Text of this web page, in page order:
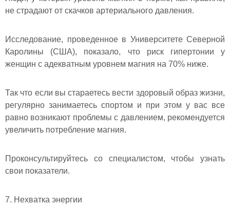
не страдают от скачков артериального давления.
Исследование, проведенное в Университете Северной
Каролины (США), показало, что риск гипертонии у
женщин с адекватным уровнем магния на 70% ниже.
Так что если вы стараетесь вести здоровый образ жизни,
регулярно занимаетесь спортом и при этом у вас все
равно возникают проблемы с давлением, рекомендуется
увеличить потребление магния.
Проконсультируйтесь со специалистом, чтобы узнать
свои показатели.
7. Нехватка энергии